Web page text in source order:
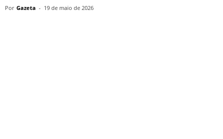
Por Gazeta - 19 de maio de 2026